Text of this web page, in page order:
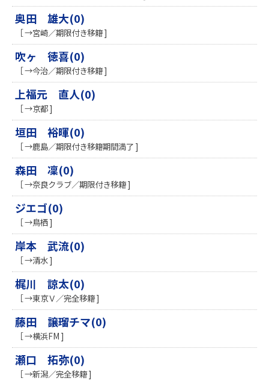
奥田 雄大(0)
［ →宮崎／期限付き移籍 ]
吹ヶ 徳喜(0)
［ →今治／期限付き移籍 ]
上福元 直人(0)
［ →京都 ]
垣田 裕暉(0)
［ →鹿島／期限付き移籍期間満了 ]
森田 凜(0)
［ →奈良クラブ／期限付き移籍 ]
ジエゴ(0)
［ →鳥栖 ]
岸本 武流(0)
［ →清水 ]
梶川 諒太(0)
［ →東京Ｖ／完全移籍 ]
藤田 譲瑠チマ(0)
［ →横浜FM ]
瀬口 拓弥(0)
［ →新潟／完全移籍 ]